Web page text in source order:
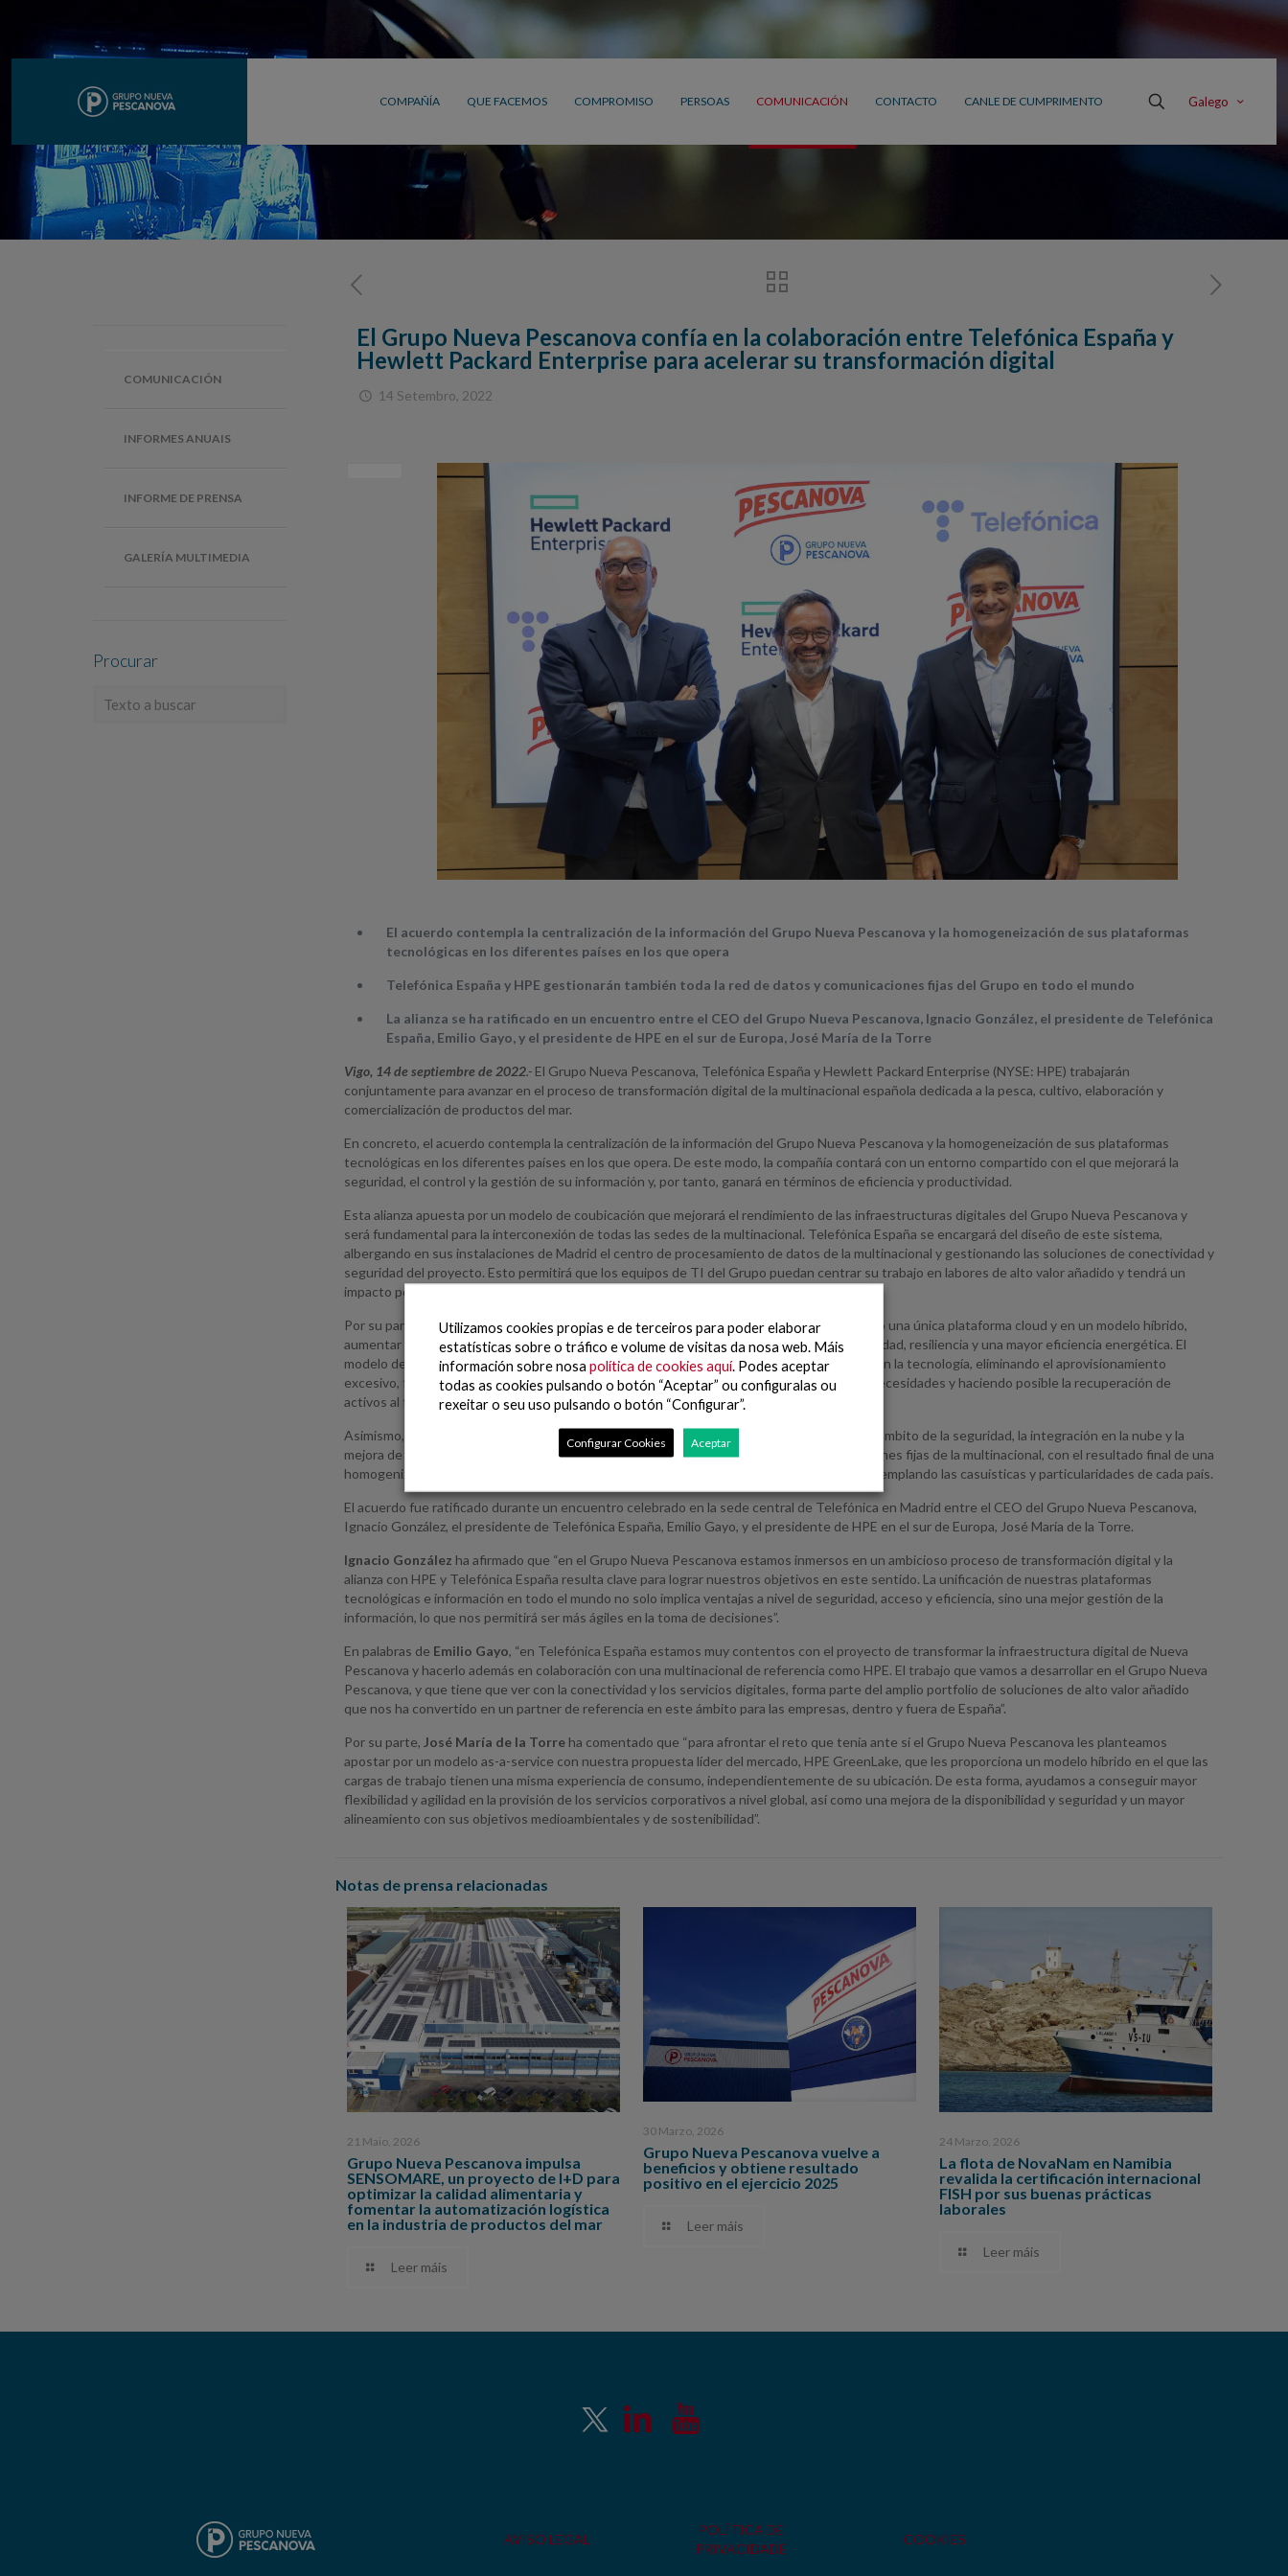
COMPAÑÍA QUE FACEMOS COMPROMISO PERSOAS COMUNICACIÓN CONTACTO CANLE DE CUMPRIMENTO Galego
El Grupo Nueva Pescanova confía en la colaboración entre Telefónica España y
Hewlett Packard Enterprise para acelerar su transformación digital
14 Setembro, 2022
El acuerdo contempla la centralización de la información del Grupo Nueva Pescanova y la homogeneización de sus plataformas
tecnológicas en los diferentes países en los que opera
Telefónica España y HPE gestionarán también toda la red de datos y comunicaciones fijas del Grupo en todo el mundo
La alianza se ha ratificado en un encuentro entre el CEO del Grupo Nueva Pescanova, Ignacio González, el presidente de Telefónica
España, Emilio Gayo, y el presidente de HPE en el sur de Europa, José María de la Torre
Vigo, 14 de septiembre de 2022.- El Grupo Nueva Pescanova, Telefónica España y Hewlett Packard Enterprise (NYSE: HPE) trabajarán
conjuntamente para avanzar en el proceso de transformación digital de la multinacional española dedicada a la pesca, cultivo, elaboración y
comercialización de productos del mar.
En concreto, el acuerdo contempla la centralización de la información del Grupo Nueva Pescanova y la homogeneización de sus plataformas
tecnológicas en los diferentes países en los que opera. De este modo, la compañía contará con un entorno compartido con el que mejorará la
seguridad, el control y la gestión de su información y, por tanto, ganará en términos de eficiencia y productividad.
Esta alianza apuesta por un modelo de coubicación que mejorará el rendimiento de las infraestructuras digitales del Grupo Nueva Pescanova y
será fundamental para la interconexión de todas las sedes de la multinacional. Telefónica España se encargará del diseño de este sistema,
albergando en sus instalaciones de Madrid el centro de procesamiento de datos de la multinacional y gestionando las soluciones de conectividad y
seguridad del proyecto. Esto permitirá que los equipos de TI del Grupo puedan centrar su trabajo en labores de alto valor añadido y tendrá un
impacto positivo en materia de sostenibilidad ambiental.
Por su parte, HPE ha basado su propuesta tecnológica en HPE GreenLake, que ofrece, bajo una única plataforma cloud y en un modelo híbrido,
aumentar la productividad del departamento de TI del Grupo Nueva Pescanova con seguridad, resiliencia y una mayor eficiencia energética. El
modelo de consumo de tecnología propuesto por HPE ayuda a promover la sostenibilidad en la tecnología, eliminando el aprovisionamiento
excesivo, facilitando la adaptación de las infraestructuras tecnológicas en función de las necesidades y haciendo posible la recuperación de
activos al final de su uso.
Asimismo, Telefónica España y HPE desarrollarán conjuntamente nuevas soluciones en el ámbito de la seguridad, la integración en la nube y la
mejora de la usabilidad del ERP del Grupo y gestionarán toda la red de datos y comunicaciones fijas de la multinacional, con el resultado final de una
homogenización y estandarización de las sedes de la compañía en todo el mundo, aun contemplando las casuísticas y particularidades de cada país.
El acuerdo fue ratificado durante un encuentro celebrado en la sede central de Telefónica en Madrid entre el CEO del Grupo Nueva Pescanova,
Ignacio González, el presidente de Telefónica España, Emilio Gayo, y el presidente de HPE en el sur de Europa, José María de la Torre.
Ignacio González ha afirmado que “en el Grupo Nueva Pescanova estamos inmersos en un ambicioso proceso de transformación digital y la
alianza con HPE y Telefónica España resulta clave para lograr nuestros objetivos en este sentido. La unificación de nuestras plataformas
tecnológicas e información en todo el mundo no solo implica ventajas a nivel de seguridad, acceso y eficiencia, sino una mejor gestión de la
información, lo que nos permitirá ser más ágiles en la toma de decisiones”.
En palabras de Emilio Gayo, “en Telefónica España estamos muy contentos con el proyecto de transformar la infraestructura digital de Nueva
Pescanova y hacerlo además en colaboración con una multinacional de referencia como HPE. El trabajo que vamos a desarrollar en el Grupo Nueva
Pescanova, y que tiene que ver con la conectividad y los servicios digitales, forma parte del amplio portfolio de soluciones de alto valor añadido
que nos ha convertido en un partner de referencia en este ámbito para las empresas, dentro y fuera de España”.
Por su parte, José María de la Torre ha comentado que “para afrontar el reto que tenía ante sí el Grupo Nueva Pescanova les planteamos
apostar por un modelo as-a-service con nuestra propuesta líder del mercado, HPE GreenLake, que les proporciona un modelo híbrido en el que las
cargas de trabajo tienen una misma experiencia de consumo, independientemente de su ubicación. De esta forma, ayudamos a conseguir mayor
flexibilidad y agilidad en la provisión de los servicios corporativos a nivel global, así como una mejora de la disponibilidad y seguridad y un mayor
alineamiento con sus objetivos medioambientales y de sostenibilidad”.
Notas de prensa relacionadas
21 Maio, 2026
Grupo Nueva Pescanova impulsa
SENSOMARE, un proyecto de I+D para
optimizar la calidad alimentaria y
fomentar la automatización logística
en la industria de productos del mar
Leer máis
30 Marzo, 2026
Grupo Nueva Pescanova vuelve a
beneficios y obtiene resultado
positivo en el ejercicio 2025
Leer máis
24 Marzo, 2026
La flota de NovaNam en Namibia
revalida la certificación internacional
FISH por sus buenas prácticas
laborales
Leer máis
COMUNICACIÓN
INFORMES ANUAIS
INFORME DE PRENSA
GALERÍA MULTIMEDIA
Procurar
AVISO LEGAL
POLÍTICA DE
PRIVACIDADE
COOKIES
Utilizamos cookies propias e de terceiros para poder elaborar
estatísticas sobre o tráfico e volume de visitas da nosa web. Máis
información sobre nosa política de cookies aquí. Podes aceptar
todas as cookies pulsando o botón “Aceptar” ou configuralas ou
rexeitar o seu uso pulsando o botón “Configurar”.
Configurar Cookies Aceptar